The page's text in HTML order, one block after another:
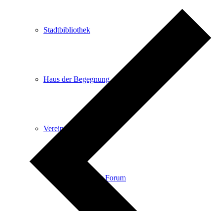
Stadtbibliothek
Haus der Begegnung
Vereine & Institutionen
Königsteiner Forum